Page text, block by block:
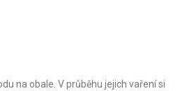
na obale. V průběhu jejich vaření si